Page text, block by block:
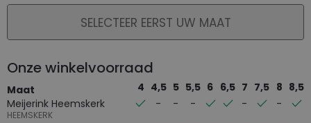
PLAATS IN WINKELMAND
SELECTEER EERST UW MAAT
Onze winkelvoorraad
Maat 4 4,5 5 5,5 6 6,5 7 7,5 8 8,5
Meijerink Heemskerk
HEEMSKERK